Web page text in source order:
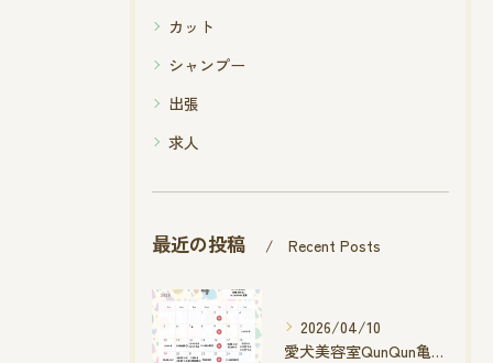
カット
シャンプー
出張
求人
最近の投稿 Recent Posts
2026/04/10
愛犬美容室QunQun亀山エコー店